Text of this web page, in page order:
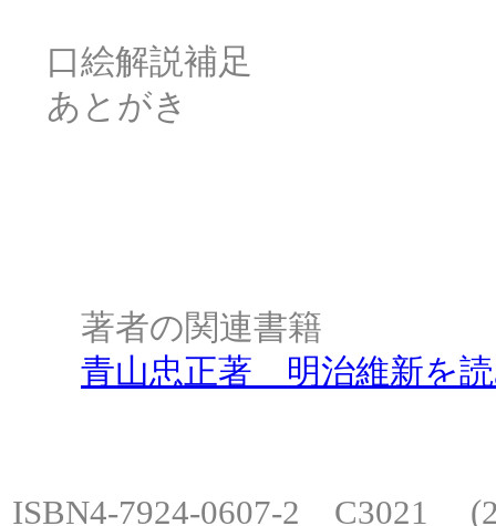
口絵解説補足
あとがき
著者の関連書籍
青山忠正著 明治維新を
ISBN4-7924-0607-2 C3021